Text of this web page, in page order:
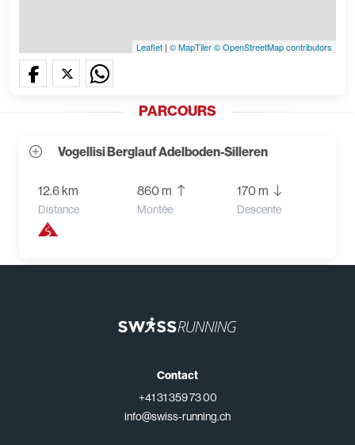
Leaflet | © MapTiler© OpenStreetMap contributors
PARCOURS
Vogellisi Berglauf Adelboden-Silleren
12.6 km
Distance
860 m
Montée
170 m
Descente
Contact
+41 31 359 73 00
info@swiss-running.ch